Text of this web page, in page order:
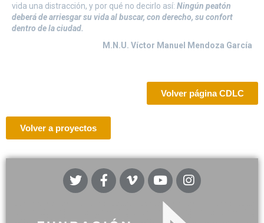
vida una distracción, y por qué no decirlo así: Ningún peatón
deberá de arriesgar su vida al buscar, con derecho, su confort
dentro de la ciudad.
M.N.U. Víctor Manuel Mendoza García
Volver página CDLC
Volver a proyectos